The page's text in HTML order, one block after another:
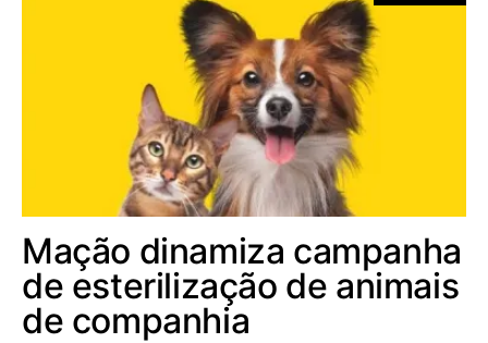
Mação dinamiza campanha
de esterilização de animais
de companhia